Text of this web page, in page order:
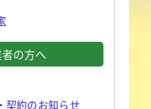
の方へ
契約のお知らせ